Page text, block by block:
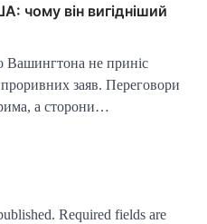
чому він вигідніший
Вашингтона не приніс
заяв. Переговори
а сторони…
Required fields are